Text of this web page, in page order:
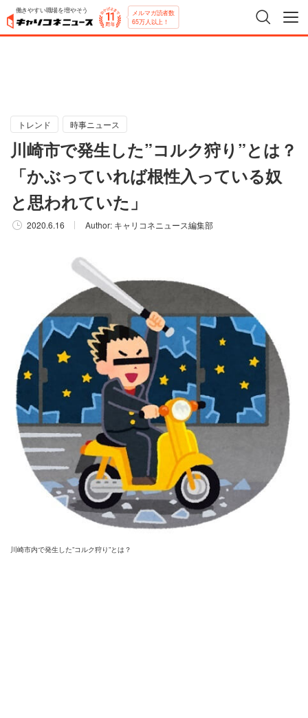
働きやすい職場を増やそう メルマガ読者数
65万人以上！
トレンド 時事ニュース
川崎市で発生した”コルク狩り”とは？
「かぶっていれば根性入っている奴
と思われていた」
2020.6.16 Author: キャリコネニュース編集部
川崎市内で発生した”コルク狩り”とは？